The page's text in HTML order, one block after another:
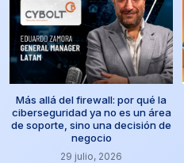
Más allá del firewall: por qué la
ciberseguridad ya no es un área
de soporte, sino una decisión de
negocio
29 julio, 2026